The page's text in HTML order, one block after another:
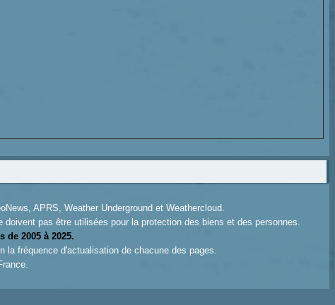
APRS, Weather Underground et Weathercloud.
pas être utilisées pour la protection des biens et des personnes.
de 2005 à 2025.
la fréquence d'actualisation de chacune des pages.